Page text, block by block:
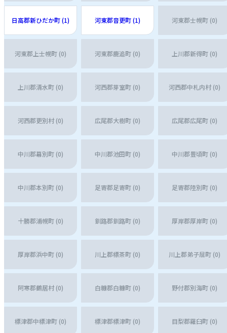
日高郡新ひだか町 (1) 河東郡音更町 (1) 河東郡士幌町 (0)
河東郡上士幌町 (0) 河東郡鹿追町 (0) 上川郡新得町 (0)
上川郡清水町 (0) 河西郡芽室町 (0) 河西郡中札内村 (0)
河西郡更別村 (0) 広尾郡大樹町 (0) 広尾郡広尾町 (0)
中川郡幕別町 (0) 中川郡池田町 (0) 中川郡豊頃町 (0)
中川郡本別町 (0) 足寄郡足寄町 (0) 足寄郡陸別町 (0)
十勝郡浦幌町 (0) 釧路郡釧路町 (0) 厚岸郡厚岸町 (0)
厚岸郡浜中町 (0) 川上郡標茶町 (0) 川上郡弟子屈町 (0)
阿寒郡鶴居村 (0) 白糠郡白糠町 (0) 野付郡別海町 (0)
標津郡中標津町 (0) 標津郡標津町 (0) 目梨郡羅臼町 (0)